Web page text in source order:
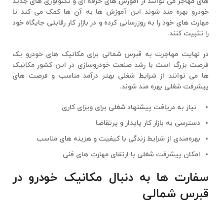
خودرو بهره مند شوند این آموزش ها به آن ها کمک می کند تا
مهارت های خود را به روزرسانی کرده و در بازار کار رقابتی جایگاه خود
را تثبیت کنند.
در نهایت مهاجرت به قبرس شمالی برای مکانیک های خودرو یک
فرصت بزرگ است با رشد صنعت خودروسازی در این کشور مکانیک
ها می توانند از شرایط شغلی بهتر درآمد مناسب و فرصت های
پیشرفت شغلی بهره مند شوند.
نیاز به دریافت پیشنهاد شغلی برای ویزای کاری
دسترسی به بازار کار پایدار و پرتقاضا
بهره‌مندی از شرایط زندگی با کیفیت و هزینه‌ های مناسب
امکان پیشرفت شغلی با ارتقای مهارت‌ های فنی
سفارت ها به دنبال مکانیک خودرو در
قبرس شمالی